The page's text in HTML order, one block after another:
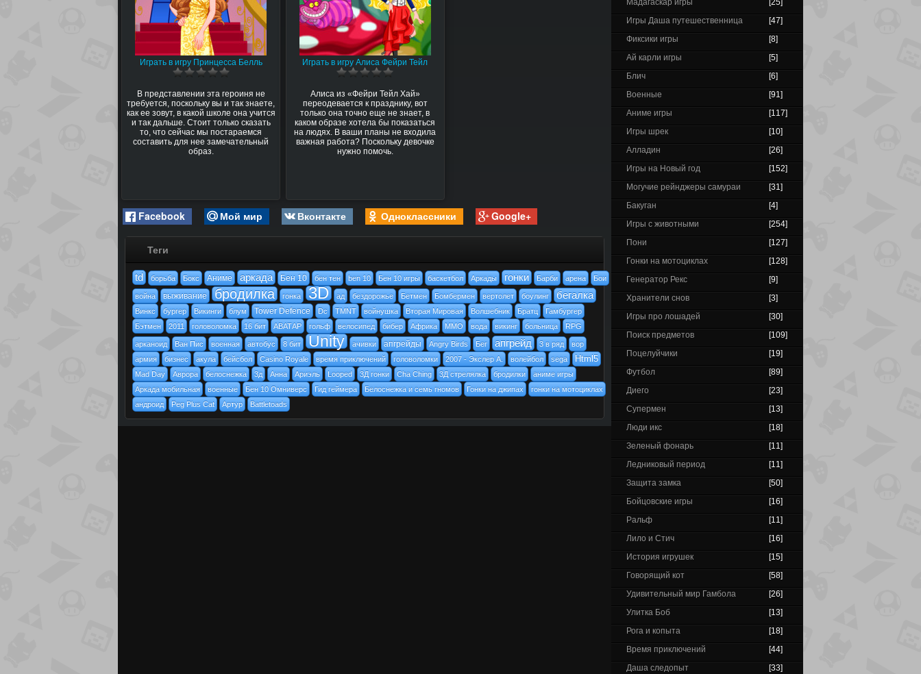
Играть в игру Принцесса Белль
В представлении эта героиня не
требуется, поскольку вы и так знаете,
как ее зовут, в какой школе она учится
и так дальше. Стоит только сказать
то, что сейчас мы постараемся
составить для нее замечательный
образ.
Играть в игру Алиса Фейри Тейл
Алиса из «Фейри Тейл Хай»
переодевается к празднику, вот
только она точно еще не знает, в
каком образе хотела бы показаться
на людях. В ваши планы не входила
важная работа? Поскольку девочке
нужно помочь.
Facebook Мой мир Вконтакте Одноклассники Google+
Теги
td борьба Бокс Аниме аркада Бен 10 бен тен ben 10 Бен 10 игры баскетбол Аркады гонки Барби арена Бои
война выживание бродилка гонка 3D ад бездорожье Бетмен Бомбермен вертолет боулинг бегалка
Винкс бургер Викинги блум Tower Defence Dc TMNT войнушка Вторая Мировая Волшебник Братц
Гамбургер
Бэтмен
2011 головоломка 16 бит АВАТАР гольф велосипед бибер Африка MMO вода викинг больница RPG
арканоид Ван Пис военная автобус 8 бит Unity ачивки апгрейды Angry Birds Бег апгрейд 3 в ряд
вор
армия
бизнес акула бейсбол Casino Royale время приключений головоломки 2007 - Экслер А. волейбол sega Html5
Mad Day Аврора белоснежка 3д Анна Ариэль Looped 3Д гонки Cha Ching 3Д стрелялка бродилки
аниме игры
Аркада мобильная
военные Бен 10 Омниверс Гид геймера Белоснежка и семь гномов Гонки на джипах
гонки на мотоциклах
андроид
Peg Plus Cat Артур Battletoads
Мадагаскар игры
[25]
Игры Даша путешественница
[47]
Фиксики игры
[8]
Ай карли игры
[5]
Блич
[6]
Военные
[91]
Аниме игры
[117]
Игры шрек
[10]
Алладин
[26]
Игры на Новый год
[152]
Могучие рейнджеры самураи
[31]
Бакуган
[4]
Игры с животными
[254]
Пони
[127]
Гонки на мотоциклах
[128]
Генератор Рекс
[9]
Хранители снов
[3]
Игры про лошадей
[30]
Поиск предметов
[109]
Поцелуйчики
[19]
Футбол
[89]
Диего
[23]
Супермен
[13]
Люди икс
[18]
Зеленый фонарь
[11]
Ледниковый период
[11]
Защита замка
[50]
Бойцовские игры
[16]
Ральф
[11]
Лило и Стич
[16]
История игрушек
[15]
Говорящий кот
[58]
Удивительный мир Гамбола
[26]
Улитка Боб
[13]
Рога и копыта
[18]
Время приключений
[44]
Даша следопыт
[33]